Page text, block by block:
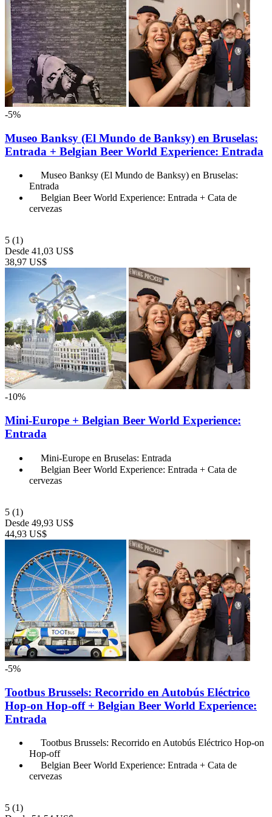
-5%
Museo Banksy (El Mundo de Banksy) en Bruselas:
Entrada + Belgian Beer World Experience: Entrada
Museo Banksy (El Mundo de Banksy) en Bruselas:
Entrada
Belgian Beer World Experience: Entrada + Cata de
cervezas
5 (1)
Desde 41,03 US$
38,97 US$
-10%
Mini-Europe + Belgian Beer World Experience:
Entrada
Mini-Europe en Bruselas: Entrada
Belgian Beer World Experience: Entrada + Cata de
cervezas
5 (1)
Desde 49,93 US$
44,93 US$
-5%
Tootbus Brussels: Recorrido en Autobús Eléctrico
Hop-on Hop-off + Belgian Beer World Experience:
Entrada
Tootbus Brussels: Recorrido en Autobús Eléctrico Hop-on
Hop-off
Belgian Beer World Experience: Entrada + Cata de
cervezas
5 (1)